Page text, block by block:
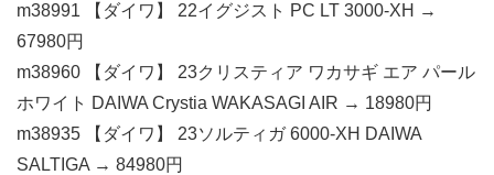
m38991 【ダイワ】 22イグジスト PC LT 3000-XH →
67980円
m38960 【ダイワ】 23クリスティア ワカサギ エア パール
ホワイト DAIWA Crystia WAKASAGI AIR → 18980円
m38935 【ダイワ】 23ソルティガ 6000-XH DAIWA
SALTIGA → 84980円